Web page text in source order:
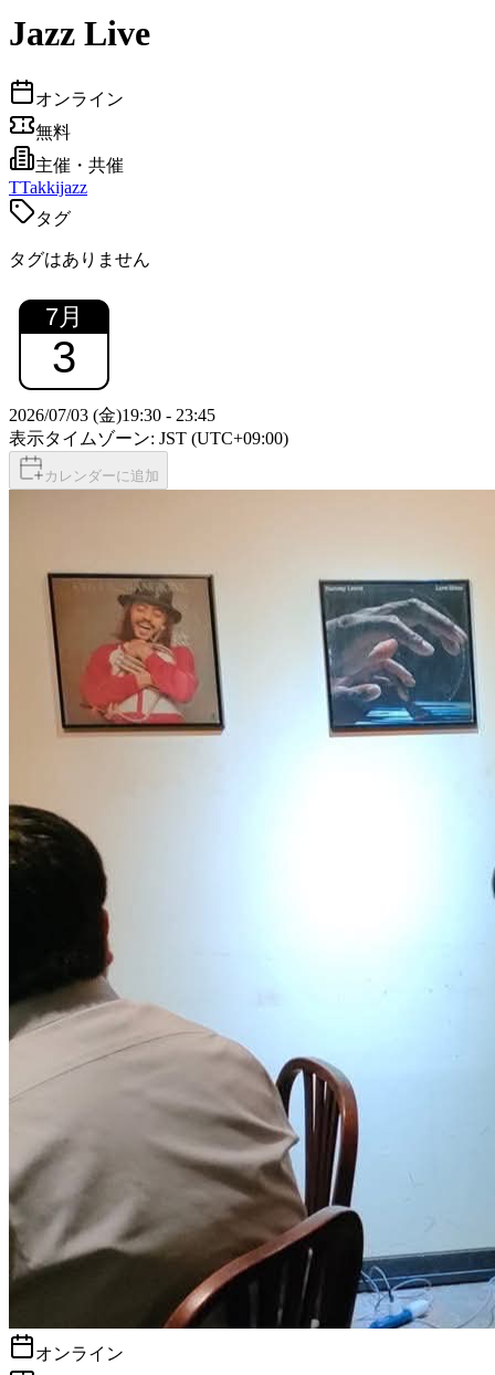
Jazz Live
オンライン
無料
主催・共催
TTakkijazz
タグ
タグはありません
7月
3
2026/07/03 (金)19:30 - 23:45
表示タイムゾーン: JST (UTC+09:00)
カレンダーに追加
オンライン